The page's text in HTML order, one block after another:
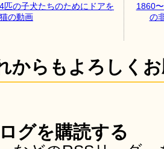
匹の子犬たちのためにドアを
の動画
1860
の
からもよろしく
グを購読する